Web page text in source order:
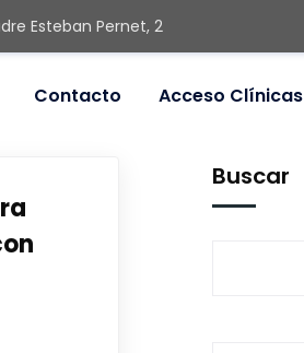
Esteban Pernet, 2
Contacto Acceso Clínicas
Buscar